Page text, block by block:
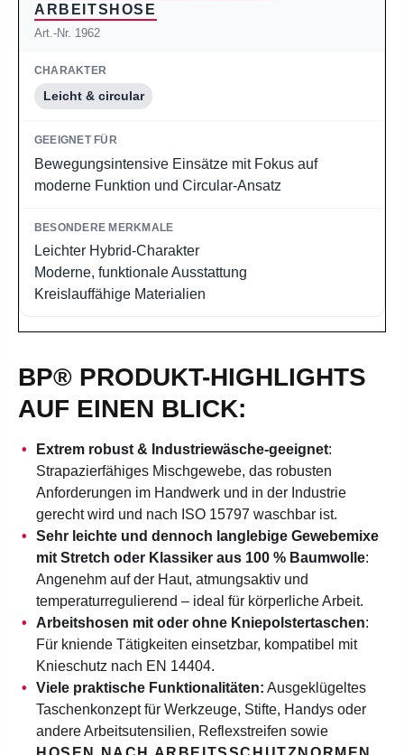
ARBEITSHOSE
Art.-Nr. 1962
Leicht & circular
Bewegungsintensive Einsätze mit Fokus auf
moderne Funktion und Circular-Ansatz
Leichter Hybrid-Charakter
Moderne, funktionale Ausstattung
Kreislauffähige Materialien
BP® PRODUKT-HIGHLIGHTS
AUF EINEN BLICK:
Extrem robust & Industriewäsche-geeignet:
Strapazierfähiges Mischgewebe, das robusten
Anforderungen im Handwerk und in der Industrie
gerecht wird und nach ISO 15797 waschbar ist.
Sehr leichte und dennoch langlebige Gewebemixe
mit Stretch oder Klassiker aus 100 % Baumwolle:
Angenehm auf der Haut, atmungsaktiv und
temperaturregulierend – ideal für körperliche Arbeit.
Arbeitshosen mit oder ohne Kniepolstertaschen:
Für kniende Tätigkeiten einsetzbar, kompatibel mit
Knieschutz nach EN 14404.
Viele praktische Funktionalitäten: Ausgeklügeltes
Taschenkonzept für Werkzeuge, Stifte, Handys oder
andere Arbeitsutensilien, Reflexstreifen sowie